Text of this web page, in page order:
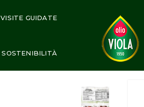
VISITE GUIDATE
SOSTENIBILITÀ